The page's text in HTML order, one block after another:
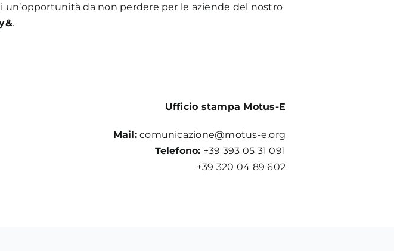
da non perdere per le aziende del nostro
.
Ufficio stampa Motus-E
Mail:comunicazione@motus-e.org
Telefono: +39 393 05 31 091
+39 320 04 89 602